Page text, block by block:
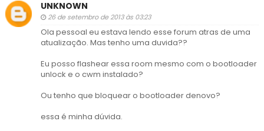
UNKNOWN
26 de setembro de 2013 às 03:23
Ola pessoal eu estava lendo esse forum atras de uma
atualização. Mas tenho uma duvida??
Eu posso flashear essa room mesmo com o bootloader
unlock e o cwm instalado?
Ou tenho que bloquear o bootloader denovo?
essa é minha dúvida.